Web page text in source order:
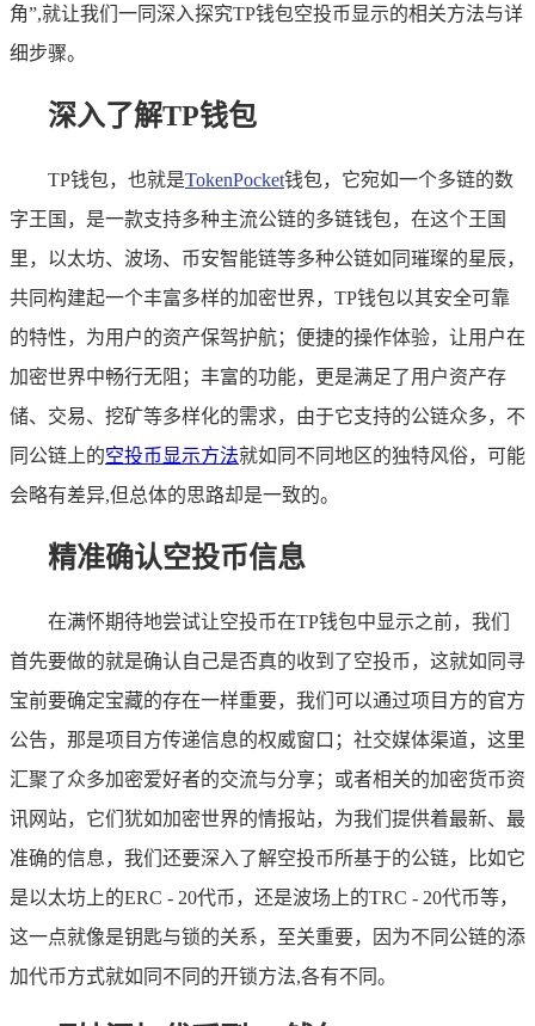
角”,就让我们一同深入探究TP钱包空投币显示的相关方法与详
细步骤。
深入了解TP钱包
TP钱包，也就是TokenPocket钱包，它宛如一个多链的数
字王国，是一款支持多种主流公链的多链钱包，在这个王国
里，以太坊、波场、币安智能链等多种公链如同璀璨的星辰，
共同构建起一个丰富多样的加密世界，TP钱包以其安全可靠
的特性，为用户的资产保驾护航；便捷的操作体验，让用户在
加密世界中畅行无阻；丰富的功能，更是满足了用户资产存
储、交易、挖矿等多样化的需求，由于它支持的公链众多，不
同公链上的空投币显示方法就如同不同地区的独特风俗，可能
会略有差异,但总体的思路却是一致的。
精准确认空投币信息
在满怀期待地尝试让空投币在TP钱包中显示之前，我们
首先要做的就是确认自己是否真的收到了空投币，这就如同寻
宝前要确定宝藏的存在一样重要，我们可以通过项目方的官方
公告，那是项目方传递信息的权威窗口；社交媒体渠道，这里
汇聚了众多加密爱好者的交流与分享；或者相关的加密货币资
讯网站，它们犹如加密世界的情报站，为我们提供着最新、最
准确的信息，我们还要深入了解空投币所基于的公链，比如它
是以太坊上的ERC - 20代币，还是波场上的TRC - 20代币等，
这一点就像是钥匙与锁的关系，至关重要，因为不同公链的添
加代币方式就如同不同的开锁方法,各有不同。